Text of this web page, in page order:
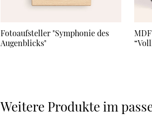
Fotoaufsteller "Symphonie des
Augenblicks"
Weitere Produkte im